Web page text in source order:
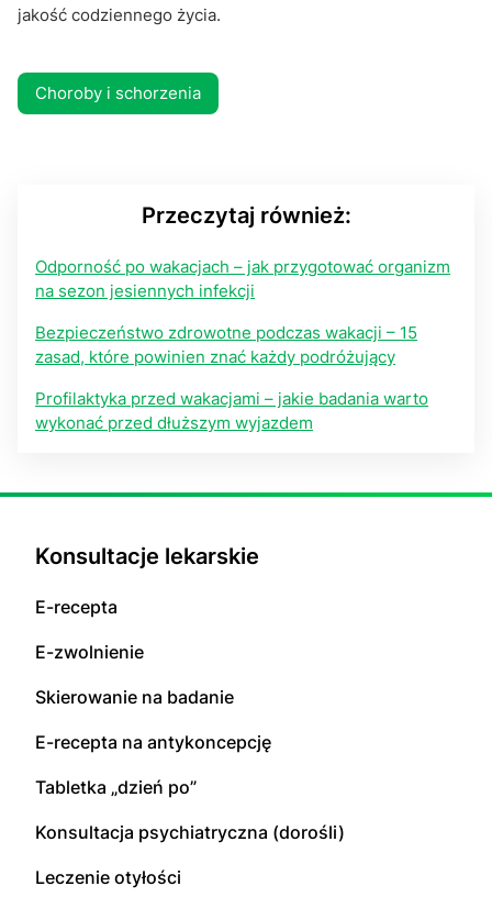
jakość codziennego życia.
Choroby i schorzenia
Przeczytaj również:
Odporność po wakacjach – jak przygotować organizm
na sezon jesiennych infekcji
Bezpieczeństwo zdrowotne podczas wakacji – 15
zasad, które powinien znać każdy podróżujący
Profilaktyka przed wakacjami – jakie badania warto
wykonać przed dłuższym wyjazdem
Konsultacje lekarskie
E-recepta
E-zwolnienie
Skierowanie na badanie
E-recepta na antykoncepcję
Tabletka „dzień po”
Konsultacja psychiatryczna (dorośli)
Leczenie otyłości